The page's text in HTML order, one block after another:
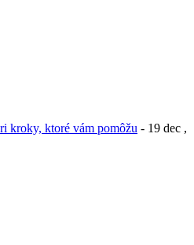
kroky, ktoré vám pomôžu - 19 dec ,